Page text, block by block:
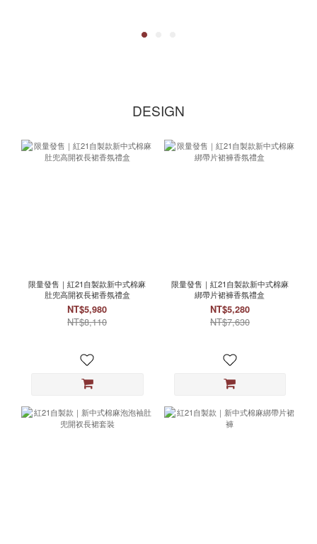
DESIGN
限量發售｜紅21自製款新中式棉麻
肚兜高開衩長裙香氛禮盒
NT$5,980
NT$8,110
限量發售｜紅21自製款新中式棉麻
綁帶片裙褲香氛禮盒
NT$5,280
NT$7,630